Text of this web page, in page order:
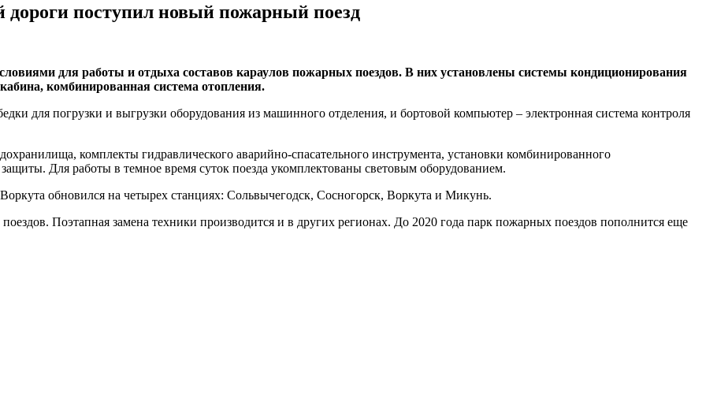
поступил новый пожарный поезд
для работы и отдыха составов караулов пожарных поездов. В них установлены системы кондиционирования
комбинированная система отопления.
для погрузки и выгрузки оборудования из машинного отделения, и бортовой компьютер – электронная система контроля
комплекты гидравлического аварийно-спасательного инструмента, установки комбинированного
Для работы в темное время суток поезда укомплектованы световым оборудованием.
обновился на четырех станциях: Сольвычегодск, Сосногорск, Воркута и Микунь.
Поэтапная замена техники производится и в других регионах. До 2020 года парк пожарных поездов пополнится еще